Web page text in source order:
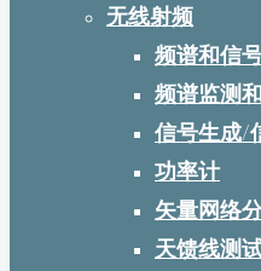
无线射频
频谱和信
频谱监测
信号生成/
功率计
矢量网络
天馈线测